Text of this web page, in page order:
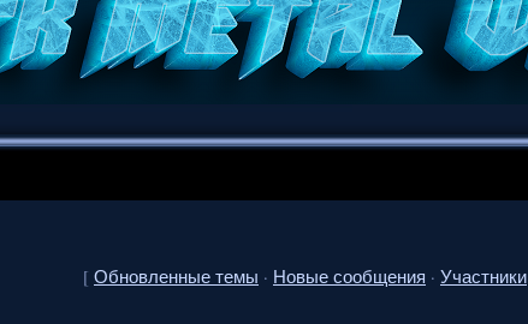
[ Обновленные темы · Новые сообщения · Участники